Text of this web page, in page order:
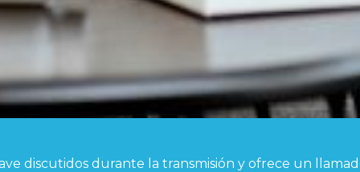
durante la transmisión y ofrece un